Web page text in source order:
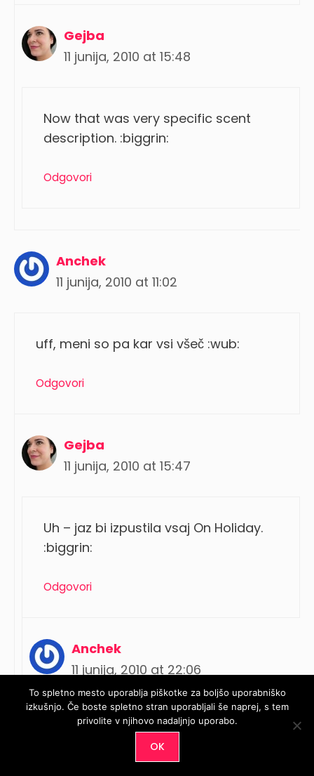
Gejba
11 junija, 2010 at 15:48
Now that was very specific scent
description. :biggrin:
Odgovori
Anchek
11 junija, 2010 at 11:02
uff, meni so pa kar vsi všeč :wub:
Odgovori
Gejba
11 junija, 2010 at 15:47
Uh – jaz bi izpustila vsaj On Holiday.
:biggrin:
Odgovori
Anchek
11 junija, 2010 at 22:06
hmm, meni je pa lep. Pa na tistem
prstu ko sem ga poswatchala ni
To spletno mesto uporablja piškotke za boljšo uporabniško
izkušnjo. Če boste spletno stran uporabljali še naprej, s tem
privolite v njihovo nadaljnjo uporabo.
OK